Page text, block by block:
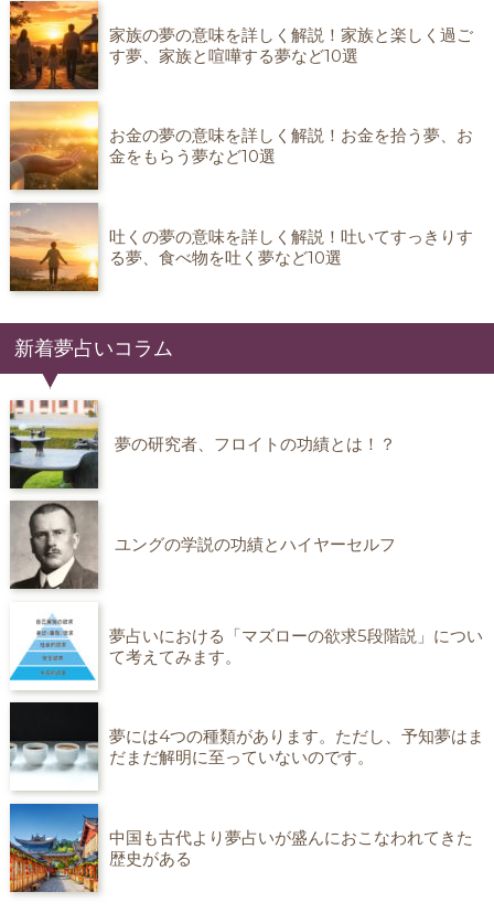
家族の夢の意味を詳しく解説！家族と楽しく過ご
す夢、家族と喧嘩する夢など10選
お金の夢の意味を詳しく解説！お金を拾う夢、お
金をもらう夢など10選
吐くの夢の意味を詳しく解説！吐いてすっきりす
る夢、食べ物を吐く夢など10選
新着夢占いコラム
夢の研究者、フロイトの功績とは！？
ユングの学説の功績とハイヤーセルフ
夢占いにおける「マズローの欲求5段階説」につい
て考えてみます。
夢には4つの種類があります。ただし、予知夢はま
だまだ解明に至っていないのです。
中国も古代より夢占いが盛んにおこなわれてきた
歴史がある